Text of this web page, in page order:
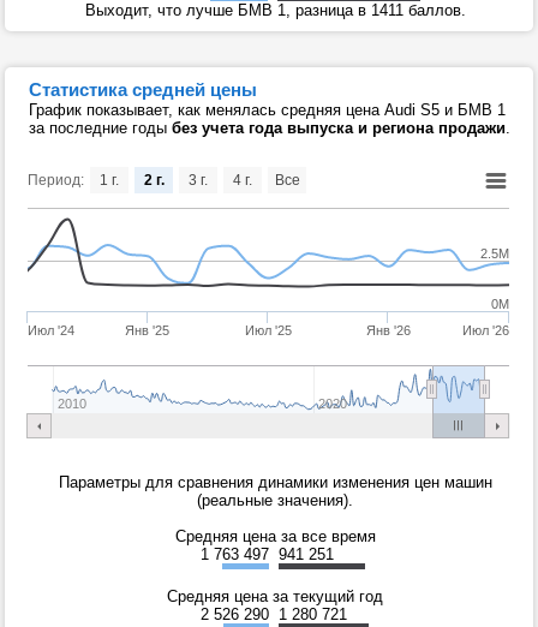
Выходит, что лучше БМВ 1, разница в 1411 баллов.
Статистика средней цены
График показывает, как менялась средняя цена Audi S5 и БМВ 1
за последние годы без учета года выпуска и региона продажи.
Период:
Июл '24 Янв '25 Июл '25 Янв '26 Июл '26
2010 2020
0M
2.5M
1 г. 2 г. 3 г. 4 г. Все
Параметры для сравнения динамики изменения цен машин
(реальные значения).
Средняя цена за все время
1 763 497 941 251
Средняя цена за текущий год
2 526 290 1 280 721